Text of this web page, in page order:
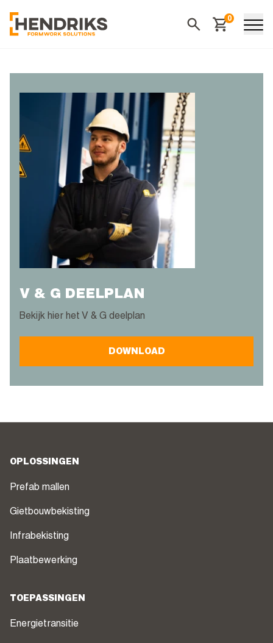
0
Winkelwagen
V & G DEELPLAN
Bekijk hier het V & G deelplan
DOWNLOAD
OPLOSSINGEN
Prefab mallen
Gietbouwbekisting
Infrabekisting
Plaatbewerking
TOEPASSINGEN
Energietransitie